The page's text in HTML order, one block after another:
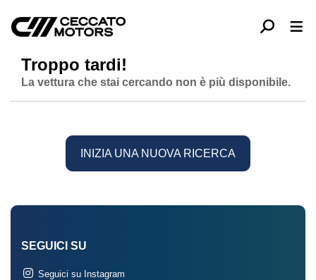
Troppo tardi!
La vettura che stai cercando non è più disponibile.
INIZIA UNA NUOVA RICERCA
SEGUICI SU
Seguici su Instagram